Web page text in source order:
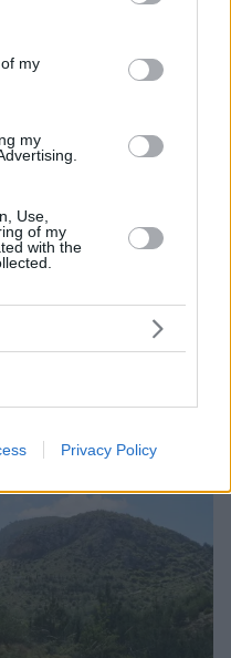
its third-party tags to
in below Google
my
my
Use,
of my
with the
Privacy Policy